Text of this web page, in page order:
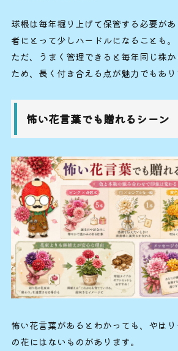
球根は毎年掘り上げて保管する必要が
者にとって少しハードルになることも。
ただ、うまく管理できると毎年同じ株
ため、長く付き合える点が魅力でもあり
怖い花言葉でも贈れるシーン
怖い花言葉があるとわかっても、やは
の花にはないものがあります。